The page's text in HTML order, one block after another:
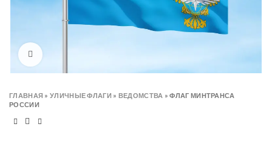
ГЛАВНАЯ »УЛИЧНЫЕ ФЛАГИ » ВЕДОМСТВА »ФЛАГ МИНТРАНСА
РОССИИ